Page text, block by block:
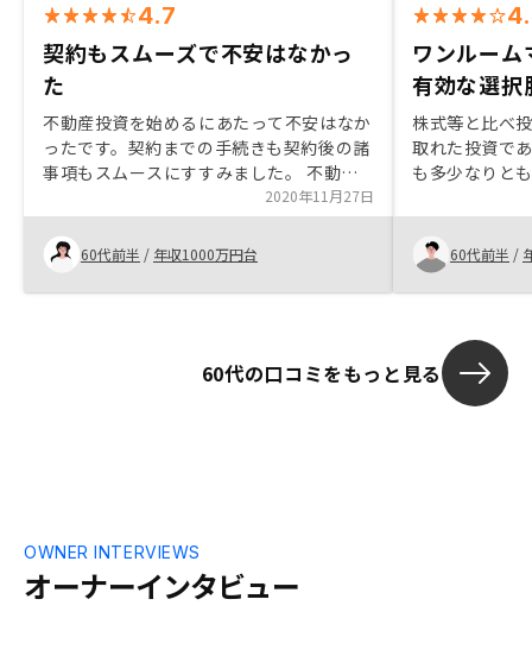
4.7
契約もスムーズで不安はなかっ
た
不動産投資を始めるにあたって不安はなか
ったです。契約までの手続きも契約後の諸
事項もスムースにすすみました。 不動産
投資をはじめたばかりですので他の投資商
品と比べてどうなるか、これから楽しみで
す。いまのところありません。物件を売る
ところまでどのようなサービスを受けられ
るのか、今後気づくことありましたらお伝
2020年11月27日
60代前半 / 年収1000万円台
ワンルー
有効な選択
株式等と比べ
取れた投資で
も多少なりと
では節税にも
に遺産として
60代前半 /
60代の口コミをもっと見る
オーナーインタビュー
OWNER INTERVIEWS